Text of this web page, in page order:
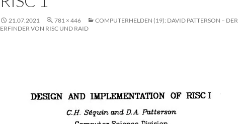
21.07.2021 781 × 446
COMPUTERHELDEN (19): DAVID PATTERSON – DER
ERFINDER VON RISC UND RAID